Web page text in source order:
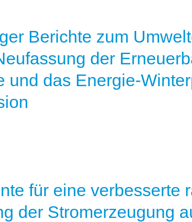
Berichte zum
der
und das Energie-
für eine verbesserte
der Stromerzeugung